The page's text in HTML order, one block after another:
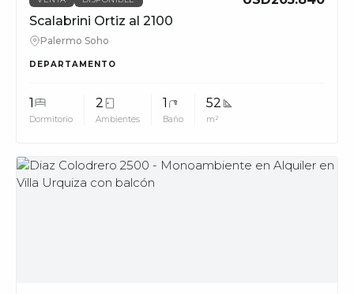
Scalabrini Ortiz al 2100
Palermo Soho
DEPARTAMENTO
1
Dormitorio
2
Ambientes
1
Baño
52
m²
MUV